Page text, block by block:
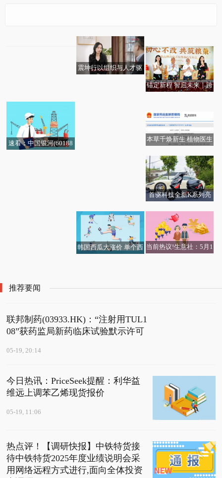
震坤行以组织与人才驱
险公司 预计摊薄每股盈
利
锚定新程 智启未来｜跨
速看：中国银河(60188
002.75万港元回购191万
股
本草千焕新生 植物医生
首驱科技全新K系列亮
智能电摩迈入主动安全
新时代
韩国西瓜大涨价 单个西 当前热议!生意社：5月1
推荐要闻
联邦制药(03933.HK)：“注射用TUL1
08”获药监局新药临床试验默示许可
05-19, 20:14
今日热讯：PriceSeek提醒：利华益
维远上调苯乙烯现货报价
05-19, 11:06
热点评！【调研快报】中铁特货接
待中铁特货2025年度业绩说明会采
用网络远程方式进行,面向全体投资